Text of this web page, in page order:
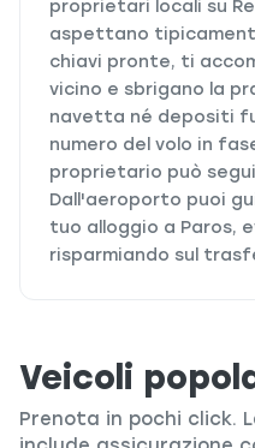
proprietari locali su
aspettano
chiavi pronte, ti
vicino e sbrigano la
navetta né depositi
numero del volo in
proprietario può
Dall'aeroporto puoi
tuo alloggio a Paros,
risparmiando sul
Veicoli
Prenota in pochi click.